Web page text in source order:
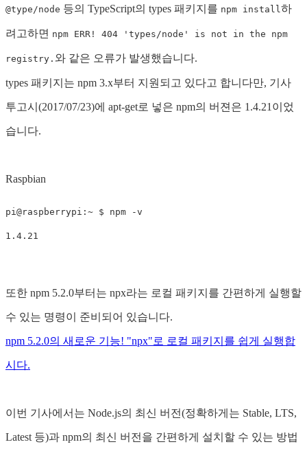
@type/node 등의 TypeScript의 types 패키지를 npm install하
려고하면 npm ERR! 404 'types/node' is not in the npm
registry. 와 같은 오류가 발생했습니다.
types 패키지는 npm 3.x부터 지원되고 있다고 합니다만, 기사
투고시(2017/07/23)에 apt-get로 넣은 npm의 버젼은 1.4.21이었
습니다.
Raspbian
pi@raspberrypi:~ $ npm -v
또한 npm 5.2.0부터는 npx라는 로컬 패키지를 간편하게 실행할
수 있는 명령이 준비되어 있습니다.
npm 5.2.0의 새로운 기능! "npx"로 로컬 패키지를 쉽게 실행합
시다.
이번 기사에서는 Node.js의 최신 버전(정확하게는 Stable, LTS,
Latest 등)과 npm의 최신 버전을 간편하게 설치할 수 있는 방법